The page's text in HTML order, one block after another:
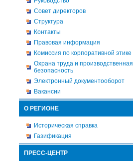
Совет директоров
Структура
Контакты
Правовая информация
Комиссия по корпоративной этике
Охрана труда и производственная
безопасность
Электронный документооборот
Вакансии
О РЕГИОНЕ
Историческая справка
Газификация
ПРЕСС-ЦЕНТР